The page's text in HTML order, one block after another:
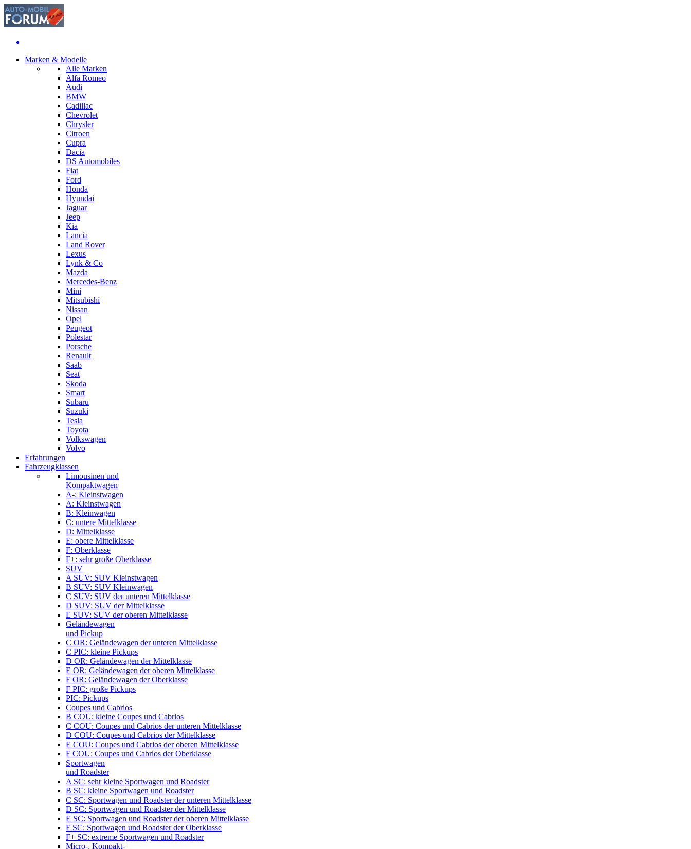
Marken & Modelle
Alle Marken
Alfa Romeo
Audi
BMW
Cadillac
Chevrolet
Chrysler
Citroen
Cupra
Dacia
DS Automobiles
Fiat
Ford
Honda
Hyundai
Jaguar
Jeep
Kia
Lancia
Land Rover
Lexus
Lynk & Co
Mazda
Mercedes-Benz
Mini
Mitsubishi
Nissan
Opel
Peugeot
Polestar
Porsche
Renault
Saab
Seat
Skoda
Smart
Subaru
Suzuki
Tesla
Toyota
Volkswagen
Volvo
Erfahrungen
Fahrzeugklassen
Limousinen und
Kompaktwagen
A-: Kleinstwagen
A: Kleinstwagen
B: Kleinwagen
C: untere Mittelklasse
D: Mittelklasse
E: obere Mittelklasse
F: Oberklasse
F+: sehr große Oberklasse
SUV
A SUV: SUV Kleinstwagen
B SUV: SUV Kleinwagen
C SUV: SUV der unteren Mittelklasse
D SUV: SUV der Mittelklasse
E SUV: SUV der oberen Mittelklasse
Geländewagen
und Pickup
C OR: Geländewagen der unteren Mittelklasse
C PIC: kleine Pickups
D OR: Geländewagen der Mittelklasse
E OR: Geländewagen der oberen Mittelklasse
F OR: Geländewagen der Oberklasse
F PIC: große Pickups
PIC: Pickups
Coupes und Cabrios
B COU: kleine Coupes und Cabrios
C COU: Coupes und Cabrios der unteren Mittelklasse
D COU: Coupes und Cabrios der Mittelklasse
E COU: Coupes und Cabrios der oberen Mittelklasse
F COU: Coupes und Cabrios der Oberklasse
Sportwagen
und Roadster
A SC: sehr kleine Sportwagen und Roadster
B SC: kleine Sportwagen und Roadster
C SC: Sportwagen und Roadster der unteren Mittelklasse
D SC: Sportwagen und Roadster der Mittelklasse
E SC: Sportwagen und Roadster der oberen Mittelklasse
F SC: Sportwagen und Roadster der Oberklasse
F+ SC: extreme Sportwagen und Roadster
Micro-, Kompakt-